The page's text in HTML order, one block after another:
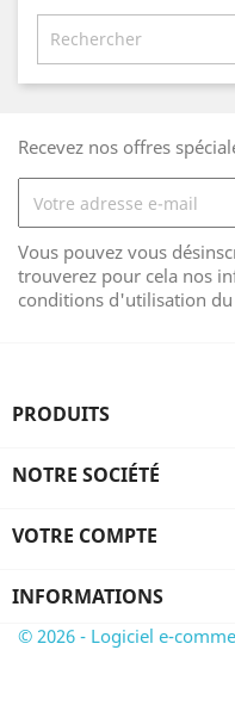
Recevez nos offres
Vous pouvez vous
trouverez pour cela nos
conditions d'utilisation du
PRODUITS
NOTRE SOCIÉTÉ
VOTRE COMPTE
INFORMATIONS
© 2026 - Logiciel e-